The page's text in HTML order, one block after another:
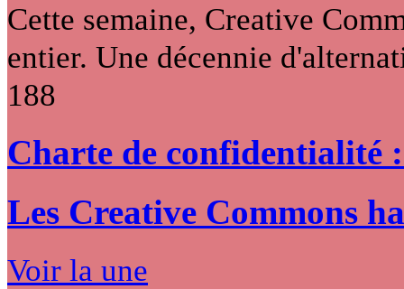
Cette semaine, Creative
entier. Une décennie
188
Charte de confidentialité
Les Creative Commons
Voir la une